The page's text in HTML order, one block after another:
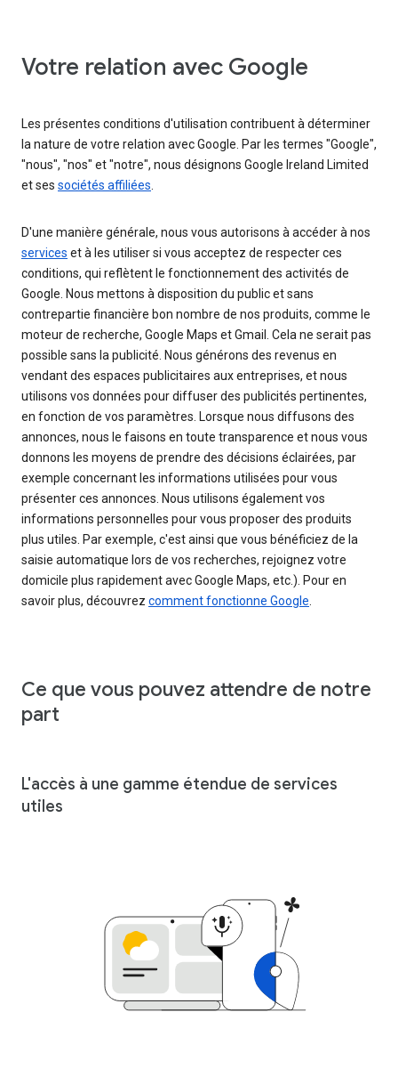
Votre relation avec Google
Les présentes conditions d'utilisation contribuent à déterminer
la nature de votre relation avec Google. Par les termes "Google",
"nous", "nos" et "notre", nous désignons Google Ireland Limited
et ses sociétés affiliées
D'une manière générale, nous vous autorisons à accéder à nos
services et à les utiliser si vous acceptez de respecter ces
conditions, qui reflètent le fonctionnement des activités de
Google. Nous mettons à disposition du public et sans
contrepartie financière bon nombre de nos produits, comme le
moteur de recherche, Google Maps et Gmail. Cela ne serait pas
possible sans la publicité. Nous générons des revenus en
vendant des espaces publicitaires aux entreprises, et nous
utilisons vos données pour diffuser des publicités pertinentes,
en fonction de vos paramètres. Lorsque nous diffusons des
annonces, nous le faisons en toute transparence et nous vous
donnons les moyens de prendre des décisions éclairées, par
exemple concernant les informations utilisées pour vous
présenter ces annonces. Nous utilisons également vos
informations personnelles pour vous proposer des produits
plus utiles. Par exemple, c'est ainsi que vous bénéficiez de la
saisie automatique lors de vos recherches, rejoignez votre
domicile plus rapidement avec Google Maps, etc.). Pour en
savoir plus, découvrez comment fonctionne Google
Ce que vous pouvez attendre de notre
part
L'accès à une gamme étendue de services
utiles